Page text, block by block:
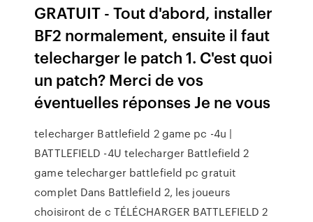
GRATUIT - Tout d'abord, installer
BF2 normalement, ensuite il faut
telecharger le patch 1. C'est quoi
un patch? Merci de vos
éventuelles réponses Je ne vous
telecharger Battlefield 2 game pc -4u |
BATTLEFIELD -4U telecharger Battlefield 2
game telecharger battlefield pc gratuit
complet Dans Battlefield 2, les joueurs
choisiront de c TÉLÉCHARGER BATTLEFIELD 2